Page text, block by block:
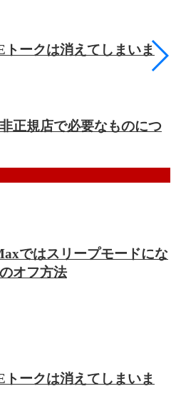
ークは消えてしまいま
正規店で必要なものにつ
ではスリープモードにな
オフ方法
ークは消えてしまいま